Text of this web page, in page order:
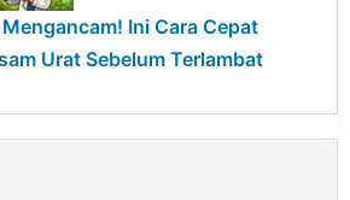
Ini Cara Cepat
Urat Sebelum Terlambat